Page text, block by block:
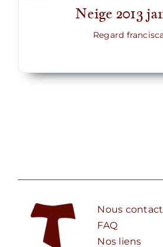
Neige 2013
Regard
Nous
FAQ
Nos liens